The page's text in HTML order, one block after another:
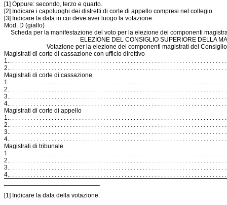
[1] Oppure: secondo, terzo e quarto.
[2] Indicare i capoluoghi dei distretti di corte di appello compresi nel collegio.
[3] Indicare la data in cui deve aver luogo la votazione.
Mod. D (giallo)
Scheda per la manifestazione del voto per la elezione dei componenti
ELEZIONE DEL CONSIGLIO SUPERIORE DELLA
Votazione per la elezione dei componenti magistrati del
Magistrati di corte di cassazione con ufficio direttivo
1.. . . . . . . . . . . . . . . . . . . . . . . . . . . . . . . . . . . . . . . . . . . . . . . . . . . . . . . . . . . . . . . . . . . . . . .
2.. . . . . . . . . . . . . . . . . . . . . . . . . . . . . . . . . . . . . . . . . . . . . . . . . . . . . . . . . . . . . . . . . . . . . . .
Magistrati di corte di cassazione
1.. . . . . . . . . . . . . . . . . . . . . . . . . . . . . . . . . . . . . . . . . . . . . . . . . . . . . . . . . . . . . . . . . . . . . . .
2.. . . . . . . . . . . . . . . . . . . . . . . . . . . . . . . . . . . . . . . . . . . . . . . . . . . . . . . . . . . . . . . . . . . . . . .
3.. . . . . . . . . . . . . . . . . . . . . . . . . . . . . . . . . . . . . . . . . . . . . . . . . . . . . . . . . . . . . . . . . . . . . . .
4.. . . . . . . . . . . . . . . . . . . . . . . . . . . . . . . . . . . . . . . . . . . . . . . . . . . . . . . . . . . . . . . . . . . . . . .
Magistrati di corte di appello
1.. . . . . . . . . . . . . . . . . . . . . . . . . . . . . . . . . . . . . . . . . . . . . . . . . . . . . . . . . . . . . . . . . . . . . . .
2.. . . . . . . . . . . . . . . . . . . . . . . . . . . . . . . . . . . . . . . . . . . . . . . . . . . . . . . . . . . . . . . . . . . . . . .
3.. . . . . . . . . . . . . . . . . . . . . . . . . . . . . . . . . . . . . . . . . . . . . . . . . . . . . . . . . . . . . . . . . . . . . . .
4.. . . . . . . . . . . . . . . . . . . . . . . . . . . . . . . . . . . . . . . . . . . . . . . . . . . . . . . . . . . . . . . . . . . . . . .
Magistrati di tribunale
1.. . . . . . . . . . . . . . . . . . . . . . . . . . . . . . . . . . . . . . . . . . . . . . . . . . . . . . . . . . . . . . . . . . . . . . .
2.. . . . . . . . . . . . . . . . . . . . . . . . . . . . . . . . . . . . . . . . . . . . . . . . . . . . . . . . . . . . . . . . . . . . . . .
3.. . . . . . . . . . . . . . . . . . . . . . . . . . . . . . . . . . . . . . . . . . . . . . . . . . . . . . . . . . . . . . . . . . . . . . .
4.. . . . . . . . . . . . . . . . . . . . . . . . . . . . . . . . . . . . . . . . . . . . . . . . . . . . . . . . . . . . . . . . . . . . . . .
[1] Indicare la data della votazione.